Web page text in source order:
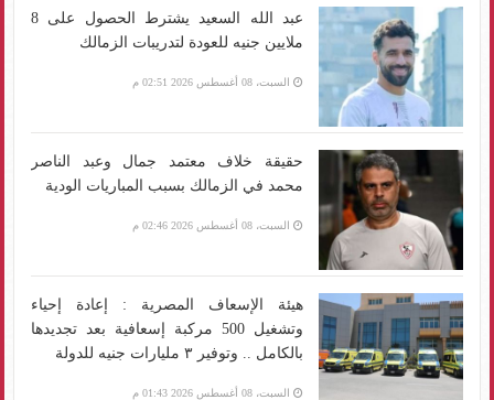
عبد الله السعيد يشترط الحصول على 8
ملايين جنيه للعودة لتدريبات الزمالك
السبت، 08 أغسطس 2026 02:51 م
حقيقة خلاف معتمد جمال وعبد الناصر
محمد في الزمالك بسبب المباريات الودية
السبت، 08 أغسطس 2026 02:46 م
هيئة الإسعاف المصرية : إعادة إحياء
وتشغيل 500 مركبة إسعافية بعد تجديدها
بالكامل .. وتوفير ٣ مليارات جنيه للدولة
السبت، 08 أغسطس 2026 01:43 م